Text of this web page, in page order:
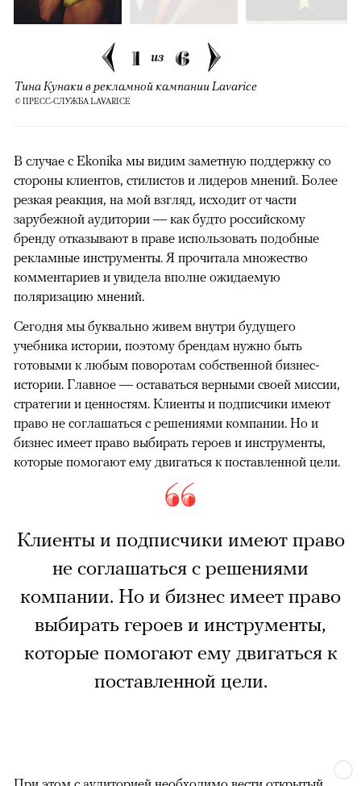
1 из 6
Тина Кунаки в рекламной кампании Lavarice
© ПРЕСС-СЛУЖБА LAVARICE
В случае с Ekonika мы видим заметную поддержку со
стороны клиентов, стилистов и лидеров мнений. Более
резкая реакция, на мой взгляд, исходит от части
зарубежной аудитории — как будто российскому
бренду отказывают в праве использовать подобные
рекламные инструменты. Я прочитала множество
комментариев и увидела вполне ожидаемую
поляризацию мнений.
Сегодня мы буквально живем внутри будущего
учебника истории, поэтому брендам нужно быть
готовыми к любым поворотам собственной бизнес-
истории. Главное — оставаться верными своей миссии,
стратегии и ценностям. Клиенты и подписчики имеют
право не соглашаться с решениями компании. Но и
бизнес имеет право выбирать героев и инструменты,
которые помогают ему двигаться к поставленной цели.
Клиенты и подписчики имеют право
не соглашаться с решениями
компании. Но и бизнес имеет право
выбирать героев и инструменты,
которые помогают ему двигаться к
поставленной цели.